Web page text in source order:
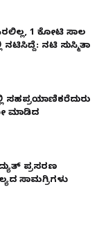
₹1 ಕೋಟಿ ಸಾಲ
ನಟಿ ಸುಸ್ಮಿತಾ
ಸಹಪ್ರಯಾಣಿಕರೆದುರು
ಮಾಡಿದ
ಪ್ರಸರಣ
ಸಾಮಗ್ರಿಗಳು